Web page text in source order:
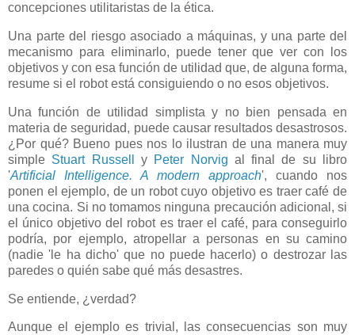
concepciones utilitaristas de la ética.
Una parte del riesgo asociado a máquinas, y una parte del
mecanismo para eliminarlo, puede tener que ver con los
objetivos y con esa función de utilidad que, de alguna forma,
resume si el robot está consiguiendo o no esos objetivos.
Una función de utilidad simplista y no bien pensada en
materia de seguridad, puede causar resultados desastrosos.
¿Por qué? Bueno pues nos lo ilustran de una manera muy
simple Stuart Russell y Peter Norvig al final de su libro
'Artificial Intelligence. A modern approach', cuando nos
ponen el ejemplo, de un robot cuyo objetivo es traer café de
una cocina. Si no tomamos ninguna precaución adicional, si
el único objetivo del robot es traer el café, para conseguirlo
podría, por ejemplo, atropellar a personas en su camino
(nadie 'le ha dicho' que no puede hacerlo) o destrozar las
paredes o quién sabe qué más desastres.
Se entiende, ¿verdad?
Aunque el ejemplo es trivial, las consecuencias son muy